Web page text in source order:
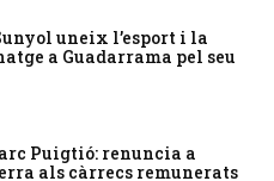
uneix l’esport i la
a Guadarrama pel seu
Puigtió: renuncia a
als càrrecs remunerats